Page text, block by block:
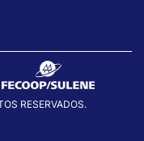
RESERVADOS.